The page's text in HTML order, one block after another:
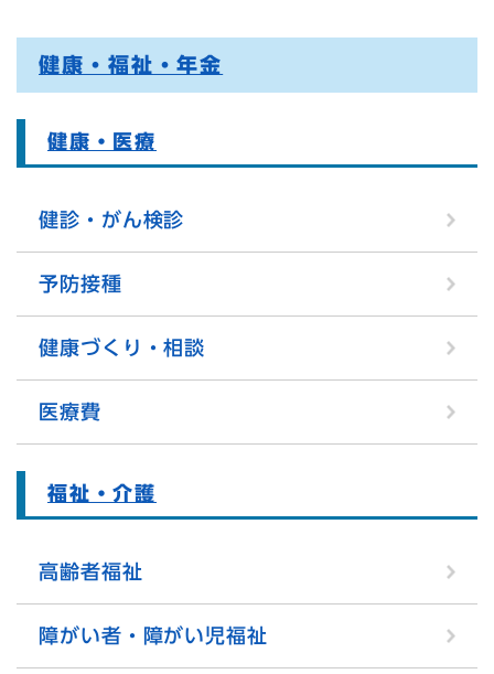
健康・福祉・年金
健康・医療
健診・がん検診
予防接種
健康づくり・相談
医療費
福祉・介護
高齢者福祉
障がい者・障がい児福祉